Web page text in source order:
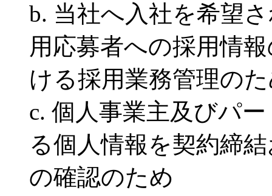
b. 当社へ入社を希望
用応募者への採用情
ける採用業務管理の
c. 個人事業主及びパ
る個人情報を契約締
の確認のため